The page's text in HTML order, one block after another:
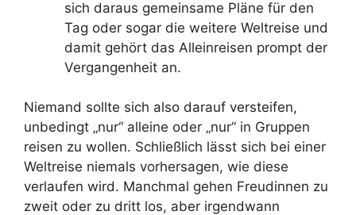
sich daraus gemeinsame Pläne für den
Tag oder sogar die weitere Weltreise und
damit gehört das Alleinreisen prompt der
Vergangenheit an.
Niemand sollte sich also darauf versteifen,
unbedingt „nur“ alleine oder „nur“ in Gruppen
reisen zu wollen. Schließlich lässt sich bei einer
Weltreise niemals vorhersagen, wie diese
verlaufen wird. Manchmal gehen Freudinnen zu
zweit oder zu dritt los, aber irgendwann